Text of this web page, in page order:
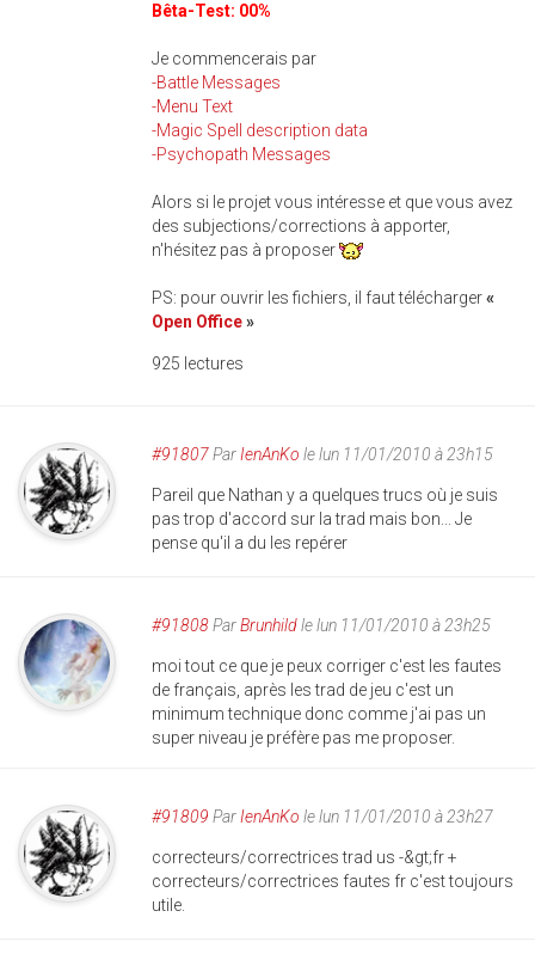
Bêta-Test: 00%
Je commencerais par
-Battle Messages
-Menu Text
-Magic Spell description data
-Psychopath Messages
Alors si le projet vous intéresse et que vous avez
des subjections/corrections à apporter,
n'hésitez pas à proposer
PS: pour ouvrir les fichiers, il faut télécharger«
Open Office»
925 lectures
#91807Par IenAnKo le lun 11/01/2010 à 23h15
Pareil que Nathan y a quelques trucs où je suis
pas trop d'accord sur la trad mais bon... Je
pense qu'il a du les repérer
#91808ParBrunhildle lun 11/01/2010 à 23h25
moi tout ce que je peux corriger c'est les fautes
de français, après les trad de jeu c'est un
minimum technique donc comme j'ai pas un
super niveau je préfère pas me proposer.
#91809 Par IenAnKo le lun 11/01/2010 à 23h27
correcteurs/correctrices trad us -&gt;fr +
correcteurs/correctrices fautes fr c'est toujours
utile.